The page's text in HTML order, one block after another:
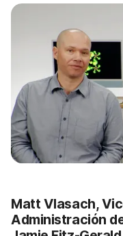
Matt Vlasach,
Administración